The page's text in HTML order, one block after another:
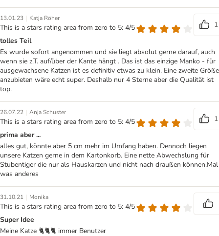
13.01.23 | Katja Röher
This is a stars rating area from zero to 5: 4/5
1
tolles Teil
Es wurde sofort angenommen und sie liegt absolut gerne darauf, auch
wenn sie z.T. auf/über der Kante hängt . Das ist das einzige Manko - für
ausgewachsene Katzen ist es definitiv etwas zu klein. Eine zweite Größe
anzubieten wäre echt super. Deshalb nur 4 Sterne aber die Qualität ist
top.
26.07.22 | Anja Schuster
This is a stars rating area from zero to 5: 4/5
1
prima aber ...
alles gut, könnte aber 5 cm mehr im Umfang haben. Dennoch liegen
unsere Katzen gerne in dem Kartonkorb. Eine nette Abwechslung für
Stubentiger die nur als Hauskarzen und nicht nach draußen können.Mal
was anderes
31.10.21 | Monika
This is a stars rating area from zero to 5: 4/5
Super Idee
Meine Katze 🐈🐈🐈 immer Benutzer